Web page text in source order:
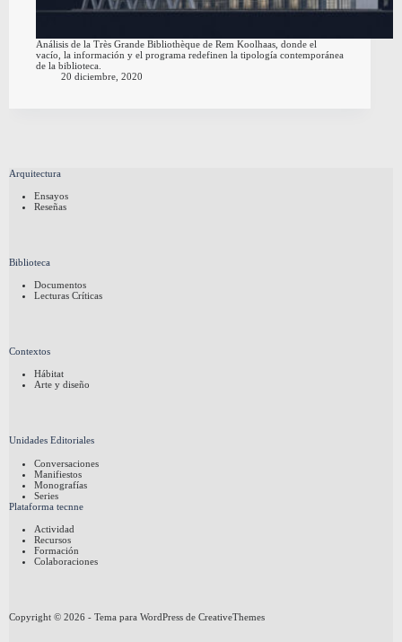
Análisis de la Très Grande Bibliothèque de Rem Koolhaas, donde el
vacío, la información y el programa redefinen la tipología contemporánea
de la biblioteca.
20 diciembre, 2020
Arquitectura
Ensayos
Reseñas
Biblioteca
Documentos
Lecturas Críticas
Contextos
Hábitat
Arte y diseño
Unidades Editoriales
Conversaciones
Manifiestos
Monografías
Series
Plataforma tecnne
Actividad
Recursos
Formación
Colaboraciones
Copyright © 2026 - Tema para WordPress de CreativeThemes